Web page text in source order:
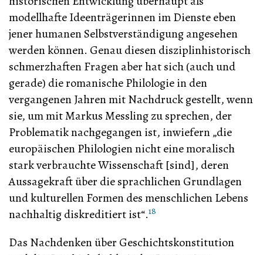
modellhafte Ideenträgerinnen im Dienste eben
jener humanen Selbstverständigung angesehen
werden können. Genau diesen disziplinhistorisch
schmerzhaften Fragen aber hat sich (auch und
gerade) die romanische Philologie in den
vergangenen Jahren mit Nachdruck gestellt, wenn
sie, um mit Markus Messling zu sprechen, der
Problematik nachgegangen ist, inwiefern „die
europäischen Philologien nicht eine moralisch
stark verbrauchte Wissenschaft [sind], deren
Aussagekraft über die sprachlichen Grundlagen
und kulturellen Formen des menschlichen Lebens
nachhaltig diskreditiert ist“.18
Das Nachdenken über Geschichtskonstitution